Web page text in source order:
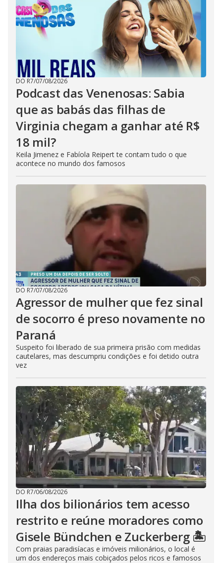
DO R7/07/08/2026
Podcast das Venenosas: Sabia
que as babás das filhas de
Virginia chegam a ganhar até R$
18 mil?
Keila Jimenez e Fabíola Reipert te contam tudo o que
acontece no mundo dos famosos
DO R7/07/08/2026
Agressor de mulher que fez sinal
de socorro é preso novamente no
Paraná
Suspeito foi liberado de sua primeira prisão com medidas
cautelares, mas descumpriu condições e foi detido outra
vez
DO R7/06/08/2026
Ilha dos bilionários tem acesso
restrito e reúne moradores como
Gisele Bündchen e Zuckerberg 🏝️
Com praias paradisíacas e imóveis milionários, o local é
um dos endereços mais cobiçados pelos ricos e famosos